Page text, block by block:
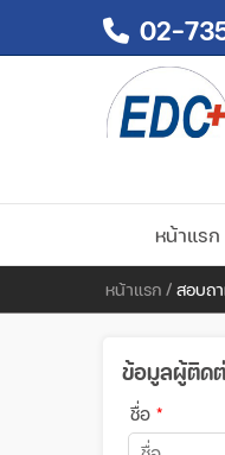
02-
หน้าแรก
หน้าแรก / สอบถ
ข้อมูลผู้ติด
ชื่อ *